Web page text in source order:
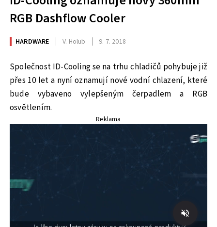
RGB Dashflow Cooler
HARDWARE V. Holub 9. 7. 2018
Společnost ID-Cooling se na trhu chladičů pohybuje již
přes 10 let a nyní oznamují nové vodní chlazení, které
bude vybaveno vylepšeným čerpadlem a RGB
osvětlením.
Reklama